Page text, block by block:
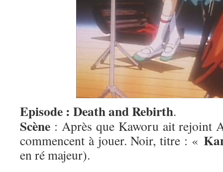
Episode : Death and Rebirth.
Scène : Après que Kaworu ait rejoint
commencent à jouer. Noir, titre : «
en ré majeur).